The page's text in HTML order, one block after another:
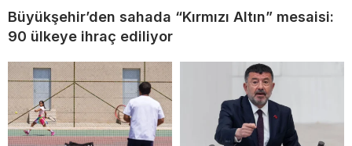
Büyükşehir’den sahada “Kırmızı Altın” mesaisi:
90 ülkeye ihraç ediliyor